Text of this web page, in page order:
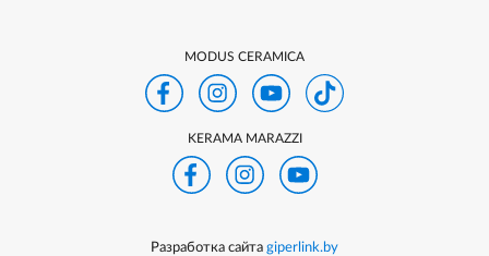
MODUS CERAMICA
KERAMA MARAZZI
Разработка сайта giperlink.by